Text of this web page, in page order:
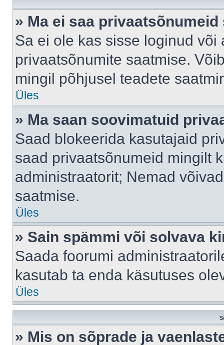
» Ma ei saa privaatsõnumeid
Sa ei ole kas sisse loginud
privaatsõnumite saatmise.
mingil põhjusel teadete
Üles
» Ma saan soovimatuid
Saad blokeerida kasutajaid
saad privaatsõnumeid mingilt
administraatorit; Nemad
saatmise.
Üles
» Sain spämmi või solvava
Saada foorumi
kasutab ta enda käsutuses
Üles
» Mis on sõprade ja